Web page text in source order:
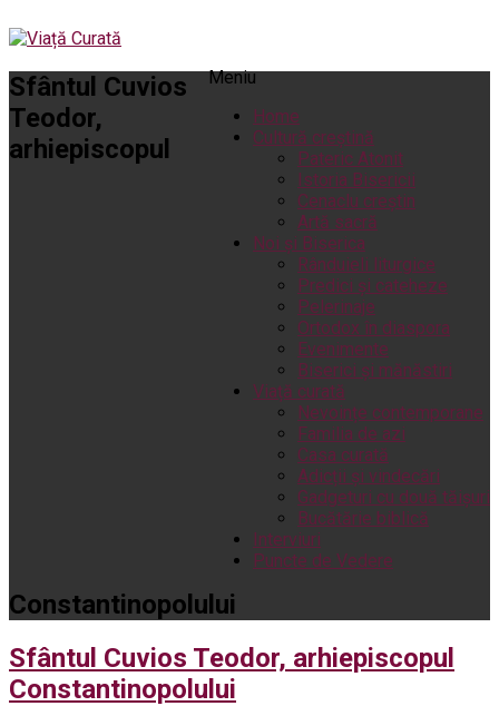
Meniu
Home
Cultură creștină
Pateric Atonit
Istoria Bisericii
Cenaclu creștin
Artă sacră
Noi și Biserica
Rânduieli liturgice
Predici și cateheze
Pelerinaje
Ortodox în diaspora
Evenimente
Biserici și mănăstiri
Viață curată
Nevoințe contemporane
Familia de azi
Casa curată
Adicții și vindecări
Gadgeturi cu două tăișuri
Bucătărie biblică
Interviuri
Puncte de Vedere
Sfântul Cuvios
Teodor,
arhiepiscopul
Constantinopolului
Sfântul Cuvios Teodor, arhiepiscopul
Constantinopolului